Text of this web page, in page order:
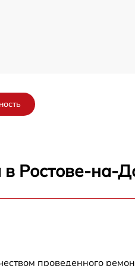
в Ростове-на-
проведенного